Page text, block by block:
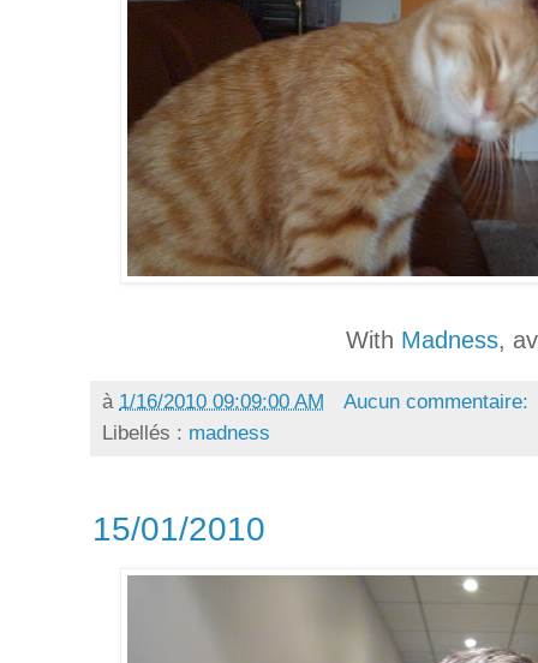
With Madness,
à 1/16/2010 09:09:00 AM
Aucun commentaire:
Libellés : madness
15/01/2010